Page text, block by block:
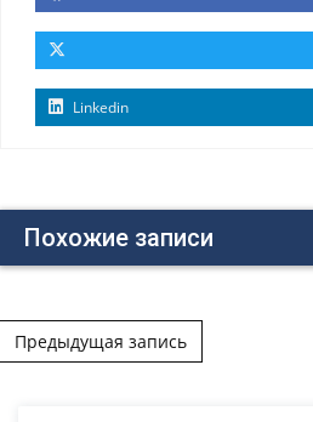
Linkedin
Похожие записи
Post navigation
Предыдущая запись